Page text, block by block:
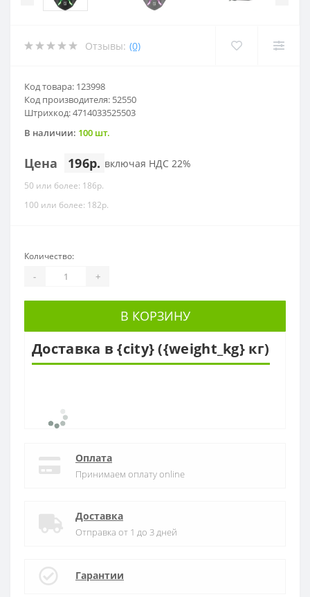
Отзывы: (0)
Код товара: 123998
Код производителя: 52550
Штрихкод: 4714033525503
В наличии: 100 шт.
Цена 196р. включая НДС 22%
50 или более: 186р.
100 или более: 182р.
Количество:
- +
В КОРЗИНУ
Доставка в {city} ({weight_kg} кг)
Оплата
Принимаем оплату online
Доставка
Отправка от 1 до 3 дней
Гарантии